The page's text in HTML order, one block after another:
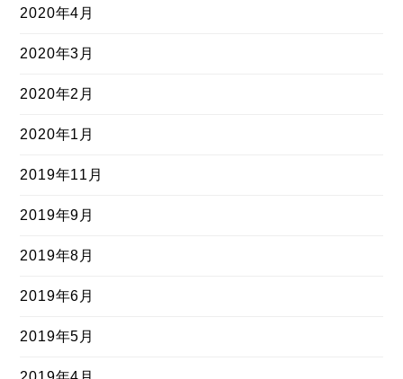
2020年4月
2020年3月
2020年2月
2020年1月
2019年11月
2019年9月
2019年8月
2019年6月
2019年5月